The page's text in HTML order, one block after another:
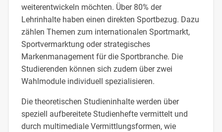
weiterentwickeln möchten. Über 80% der
Lehrinhalte haben einen direkten Sportbezug. Dazu
zählen Themen zum internationalen Sportmarkt,
Sportvermarktung oder strategisches
Markenmanagement für die Sportbranche. Die
Studierenden können sich zudem über zwei
Wahlmodule individuell spezialisieren.
Die theoretischen Studieninhalte werden über
speziell aufbereitete Studienhefte vermittelt und
durch multimediale Vermittlungsformen, wie